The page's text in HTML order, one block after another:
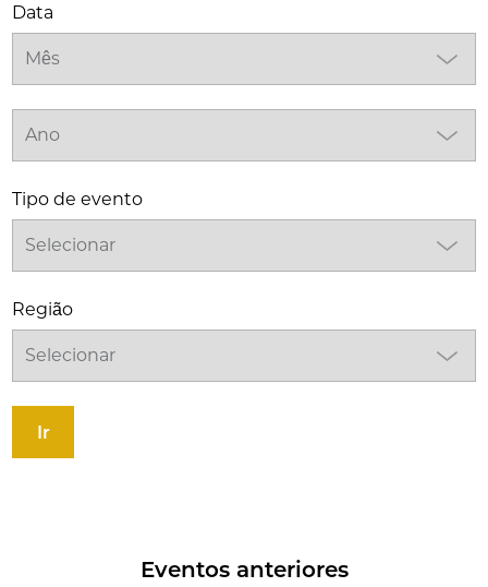
Data
Tipo de evento
Região
Ir
Eventos anteriores